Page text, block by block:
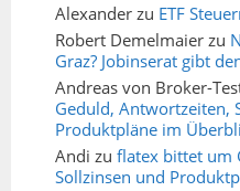
Alexander zu ETF
Robert Demelmaier zu
Graz? Jobinserat gibt
Andreas von Broker-
Geduld, Antwortzeiten,
Produktpläne im
Andi zu flatex bittet um
Sollzinsen und